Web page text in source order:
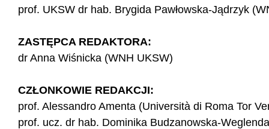
prof. UKSW dr hab. Brygida Pawłowska-Jądrzyk
ZASTĘPCA REDAKTORA:
dr Anna Wiśnicka (WNH UKSW)
CZŁONKOWIE REDAKCJI:
prof. Alessandro Amenta (Università di Roma Tor
prof. ucz. dr hab. Dominika Budzanowska-